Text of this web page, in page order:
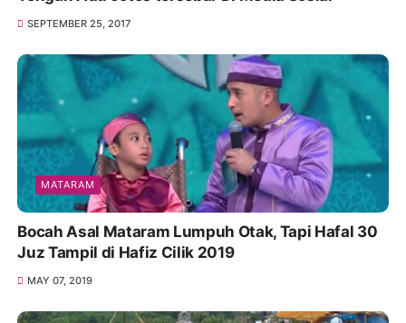
SEPTEMBER 25, 2017
MATARAM
Bocah Asal Mataram Lumpuh Otak, Tapi Hafal 30
Juz Tampil di Hafiz Cilik 2019
MAY 07, 2019